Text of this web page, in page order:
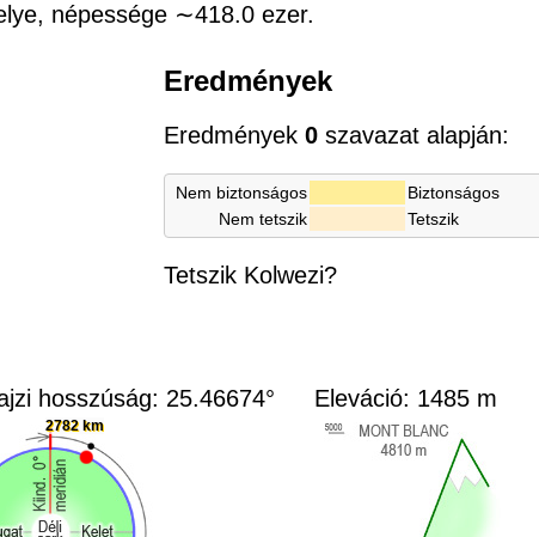
népessége ∼418.0 ezer.
Eredmények
Eredmények0 szavazat alapján:
Nem biztonságos
Biztonságos
Nem tetszik
Tetszik
Tetszik Kolwezi?
hosszúság: 25.46674°
2782 km
Eleváció: 1485 m